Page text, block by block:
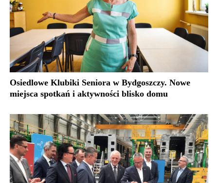
Osiedlowe Klubiki Seniora w Bydgoszczy. Nowe
miejsca spotkań i aktywności blisko domu